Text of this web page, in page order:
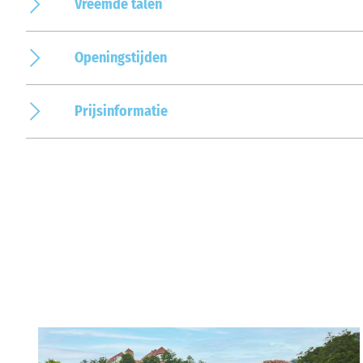
Vreemde talen
Openingstijden
Prijsinformatie